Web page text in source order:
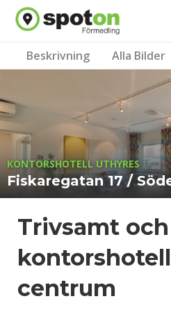
Beskrivning Alla Bilder
KONTORSHOTELL UTHYRES
Fiskaregatan 17 /
Trivsamt
centrum